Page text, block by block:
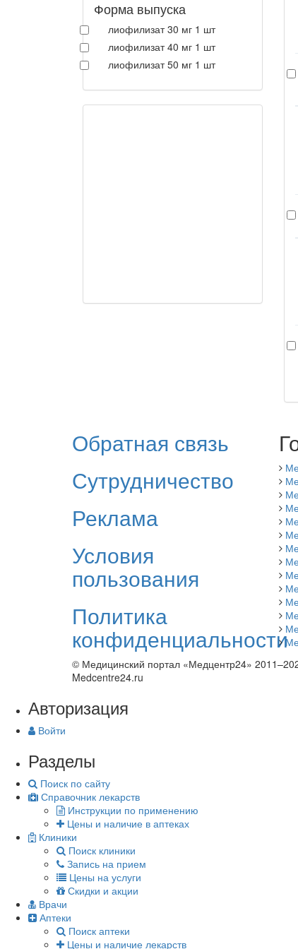
Форма выпуска
лиофилизат 30 мг 1 шт
лиофилизат 40 мг 1 шт
лиофилизат 50 мг 1 шт
Обратная связь
Сутрудничество
Реклама
Условия
пользования
Политика
конфиденциальности
© Медицинский портал «Медцентр24»
Medcentre24.ru
Авторизация
Войти
Разделы
Поиск по сайту
Справочник лекарств
Инструкции по применению
Цены и наличие в аптеках
Клиники
Поиск клиники
Запись на прием
Цены на услуги
Скидки и акции
Врачи
Аптеки
Поиск аптеки
Цены и наличие лекарств